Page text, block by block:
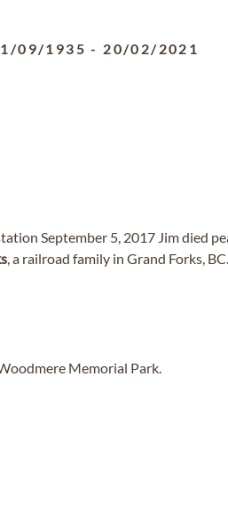
09/1935 - 20/02/2021
September 5, 2017 Jim died
, a railroad family in Grand Forks,
Memorial Park.